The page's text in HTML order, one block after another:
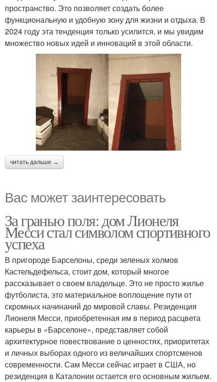
пространство. Это позволяет создать более
функциональную и удобную зону для жизни и отдыха. В
2024 году эта тенденция только усилится, и мы увидим
множество новых идей и инноваций в этой области.
читать дальше →
Вас может заинтересовать
За гранью поля: дом Лионеля
Месси стал символом спортивного
успеха
В пригороде Барселоны, среди зеленых холмов
Кастельдефельса, стоит дом, который многое
рассказывает о своем владельце. Это не просто жилье
футболиста, это материальное воплощение пути от
скромных начинаний до мировой славы. Резиденция
Лионеля Месси, приобретенная им в период расцвета
карьеры в «Барселоне», представляет собой
архитектурное повествование о ценностях, приоритетах
и личных выборах одного из величайших спортсменов
современности. Сам Месси сейчас играет в США, но
резиденция в Каталонии остается его основным жильем.